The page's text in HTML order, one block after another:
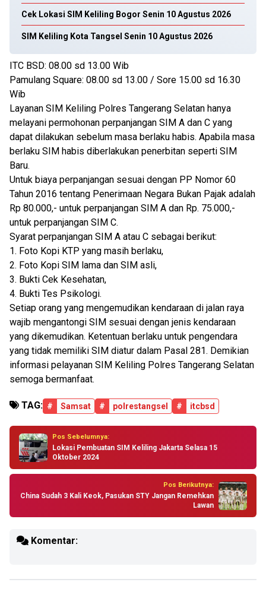
Cek Lokasi SIM Keliling Bogor Senin 10 Agustus 2026
SIM Keliling Kota Tangsel Senin 10 Agustus 2026
ITC BSD: 08.00 sd 13.00 Wib
Pamulang Square: 08.00 sd 13.00 / Sore 15.00 sd 16.30
Wib
Layanan SIM Keliling Polres Tangerang Selatan hanya
melayani permohonan perpanjangan SIM A dan C yang
dapat dilakukan sebelum masa berlaku habis. Apabila masa
berlaku SIM habis diberlakukan penerbitan seperti SIM
Baru.
Untuk biaya perpanjangan sesuai dengan PP Nomor 60
Tahun 2016 tentang Penerimaan Negara Bukan Pajak adalah
Rp 80.000,- untuk perpanjangan SIM A dan Rp. 75.000,-
untuk perpanjangan SIM C.
Syarat perpanjangan SIM A atau C sebagai berikut:
1. Foto Kopi KTP yang masih berlaku,
2. Foto Kopi SIM lama dan SIM asli,
3. Bukti Cek Kesehatan,
4. Bukti Tes Psikologi.
Setiap orang yang mengemudikan kendaraan di jalan raya
wajib mengantongi SIM sesuai dengan jenis kendaraan
yang dikemudikan. Ketentuan berlaku untuk pengendara
yang tidak memiliki SIM diatur dalam Pasal 281. Demikian
informasi pelayanan SIM Keliling Polres Tangerang Selatan
semoga bermanfaat.
TAG: # Samsat # polrestangsel # itcbsd
Pos Sebelumnya:
Lokasi Pembuatan SIM Keliling Jakarta Selasa 15
Oktober 2024
Pos Berikutnya:
China Sudah 3 Kali Keok, Pasukan STY Jangan Remehkan
Lawan
Komentar: